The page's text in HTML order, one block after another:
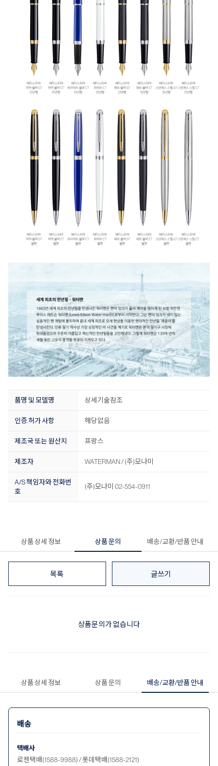
품명 및 모델명 상세기술참조
인증.허가 사항 해당없음
제조국 또는 원산지 프랑스
제조자 WATERMAN / (주)모나미
A/S 책임자와 전화번
호
(주)모나미 02-554-0911
상품 상세 정보 상품 문의 배송/교환/반품 안내
목록 글쓰기
상품문의가 없습니다
상품 상세 정보 상품 문의 배송/교환/반품 안내
배송
택배사
로젠택배(1588-9988) / 롯데택배(1588-2121)